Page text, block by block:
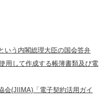
いう内閣総理大臣の国会答弁
用して作成する帳簿書類及び電
会(JIIMA)「電子契約活用ガイ